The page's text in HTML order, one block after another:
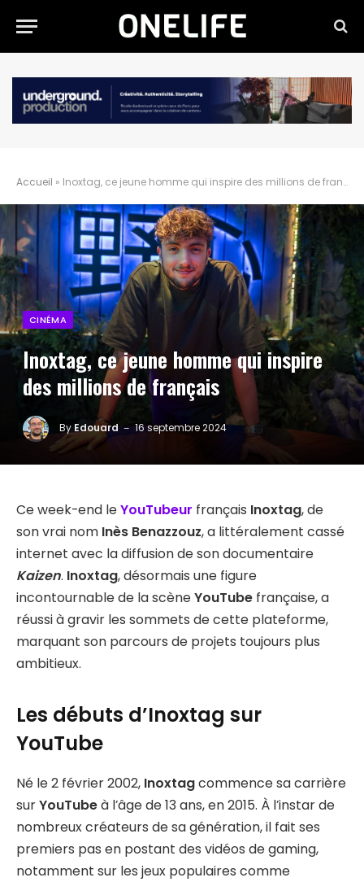
Accueil » Inoxtag, ce jeune homme qui inspire des millions de français
CINÉMA
Inoxtag, ce jeune homme qui inspire
des millions de français
By Edouard 16 septembre 2024
Ce week-end leYouTubeur français Inoxtag, de
son vrai nom Inès Benazzouz, a littéralement cassé
internet avec la diffusion de son documentaire
Kaizen. Inoxtag, désormais une figure
incontournable de la scèneYouTube française, a
réussi à gravir les sommets de cette plateforme,
marquant son parcours de projets toujours plus
ambitieux.
Les débuts d’Inoxtag sur
YouTube
Né le 2 février 2002, Inoxtagcommence sa carrière
surYouTubeà l’âge de 13 ans, en 2015. À l’instar de
nombreux créateurs de sa génération, il fait ses
premiers pas en postant des vidéos de gaming,
notamment sur les jeux populaires comme